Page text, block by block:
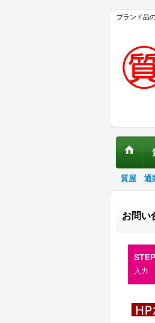
ブランド品
質屋 通
お問い
入力